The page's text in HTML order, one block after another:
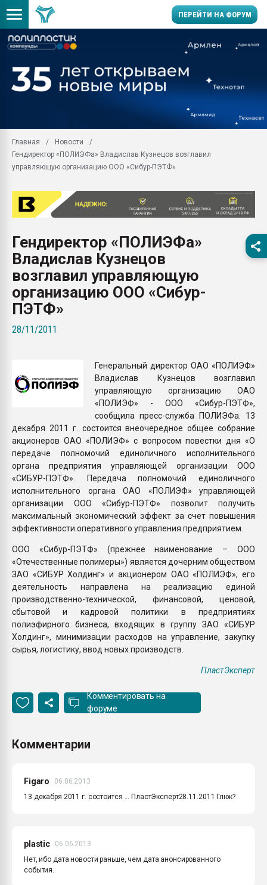
ПЕРЕЙТИ НА ФОРУМ
производство SPC
заводу пластмасс"
28.07.2026
первый план в
28.07.2026
ситуацией на
Всё, что касается
бутылок
Главная
Новости
Гендиректор «ПОЛИЭФа» Владислав Кузнецов возглавил
управляющую организацию ООО «Сибур-ПЭТФ»
Гендиректор «ПОЛИЭФа»
Владислав Кузнецов
возглавил управляющую
организацию ООО «Сибур-
ПЭТФ»
28/11/2011
Генеральный директор ОАО «ПОЛИЭФ»
Владислав Кузнецов возглавил
управляющую организацию ОАО
«ПОЛИЭФ» - ООО «Сибур-ПЭТФ»,
сообщила пресс-служба ПОЛИЭФа. 13
декабря 2011 г. состоится внеочередное общее собрание
акционеров ОАО «ПОЛИЭФ» с вопросом повестки дня «О
передаче полномочий единоличного исполнительного
органа предприятия управляющей организации ООО
«СИБУР-ПЭТФ». Передача полномочий единоличного
исполнительного органа ОАО «ПОЛИЭФ» управляющей
организации ООО «Сибур-ПЭТФ» позволит получить
максимальный экономический эффект за счет повышения
эффективности оперативного управления предприятием.
ООО «Сибур-ПЭТФ» (прежнее наименование – ООО
«Отечественные полимеры») является дочерним обществом
ЗАО «СИБУР Холдинг» и акционером ОАО «ПОЛИЭФ», его
деятельность направлена на реализацию единой
производственно-технической, финансовой, ценовой,
сбытовой и кадровой политики в предприятиях
полиэфирного бизнеса, входящих в группу ЗАО «СИБУР
Холдинг», минимизации расходов на управление, закупку
сырья, логистику, ввод новых производств.
ПластЭксперт
Комментировать на
форуме
Комментарии
Figaro
06.06.2013
13 декабря 2011 г. состоится ... ПластЭксперт28.11.2011 Глюк?
plastic
06.06.2013
Нет, ибо дата новости раньше, чем дата анонсированного
события.